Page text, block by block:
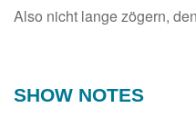
Also nicht lange zögern,
SHOW NOTES